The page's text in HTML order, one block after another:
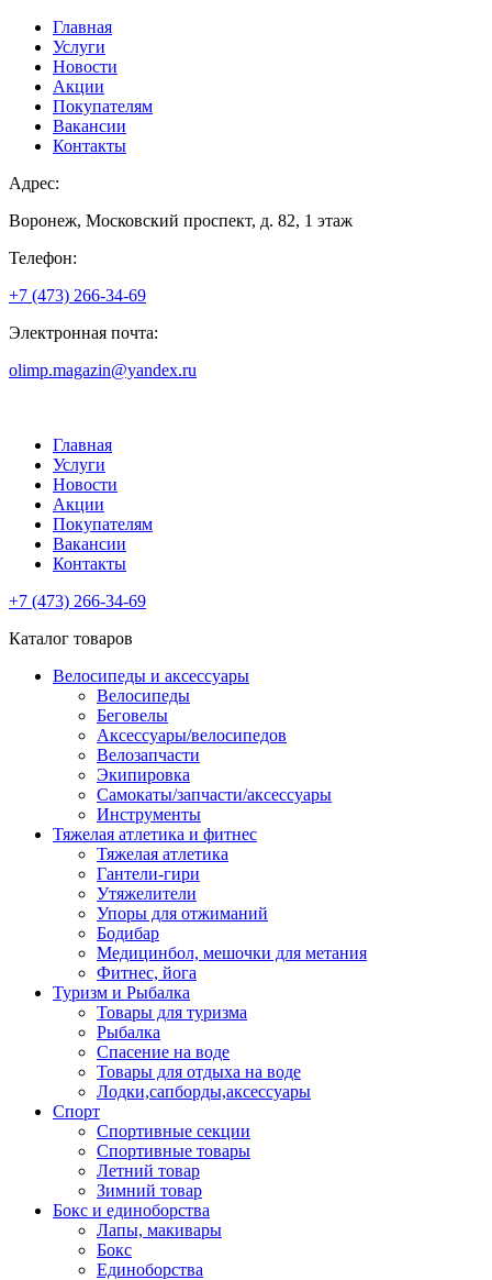
Главная
Услуги
Новости
Акции
Покупателям
Вакансии
Контакты
Адрес:
Воронеж, Московский проспект, д. 82, 1 этаж
Телефон:
+7 (473) 266-34-69
Электронная почта:
olimp.magazin@yandex.ru
Главная
Услуги
Новости
Акции
Покупателям
Вакансии
Контакты
+7 (473) 266-34-69
Каталог товаров
Велосипеды и аксессуары
Велосипеды
Беговелы
Аксессуары/велосипедов
Велозапчасти
Экипировка
Самокаты/запчасти/аксессуары
Инструменты
Тяжелая атлетика и фитнес
Тяжелая атлетика
Гантели-гири
Утяжелители
Упоры для отжиманий
Бодибар
Медицинбол, мешочки для метания
Фитнес, йога
Туризм и Рыбалка
Товары для туризма
Рыбалка
Спасение на воде
Товары для отдыха на воде
Лодки,сапборды,аксессуары
Спорт
Спортивные секции
Спортивные товары
Летний товар
Зимний товар
Бокс и единоборства
Лапы, макивары
Бокс
Единоборства